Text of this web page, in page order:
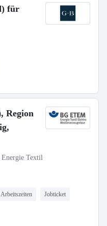
für
Region
Energie Textil
Jobticket